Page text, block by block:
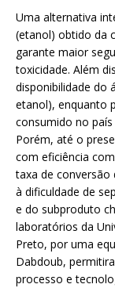
Uma alternativa
(etanol) obtido da
garante maior
toxicidade. Além
disponibilidade do
etanol), enquanto
consumido no
Porém, até o
com eficiência
taxa de conversão
à dificuldade de
e do subproduto
laboratórios da
Preto, por uma
Dabdoub,
processo e